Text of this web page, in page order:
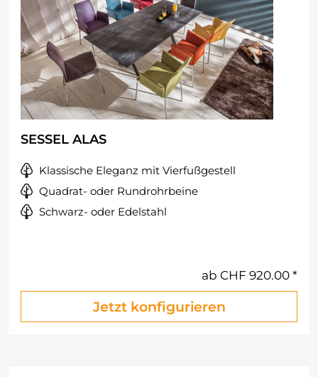
SESSEL ALAS
Klassische Eleganz mit Vierfußgestell
Quadrat- oder Rundrohrbeine
Schwarz- oder Edelstahl
ab CHF 920.00
Jetzt konfigurieren